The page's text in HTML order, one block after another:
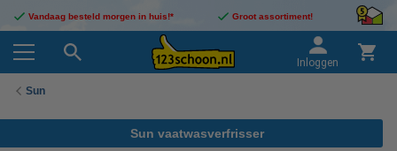
Vandaag besteld morgen in huis!* Groot assortiment!
Inloggen
Sun
Sun vaatwasverfrisser